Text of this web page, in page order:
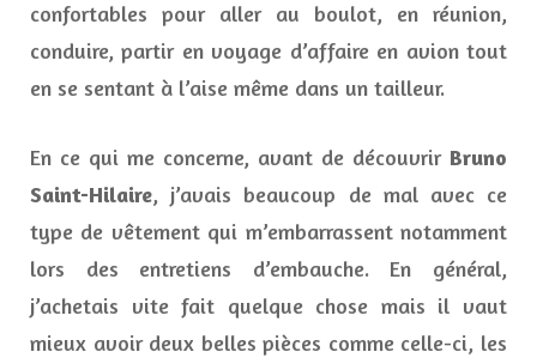
confortables pour aller au boulot, en réunion,
conduire, partir en voyage d’affaire en avion tout
en se sentant à l’aise même dans un tailleur.
En ce qui me concerne, avant de découvrir Bruno
Saint-Hilaire, j’avais beaucoup de mal avec ce
type de vêtement qui m’embarrassent notamment
lors des entretiens d’embauche. En général,
j’achetais vite fait quelque chose mais il vaut
mieux avoir deux belles pièces comme celle-ci, les